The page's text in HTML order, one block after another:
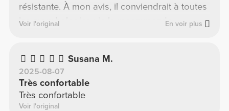
résistante. À mon avis, il conviendrait à toutes
les morphologies ; je le recommande.
Voir l'original En voir plus
Susana M.
2025-08-07
Très confortable
Très confortable
Voir l'original